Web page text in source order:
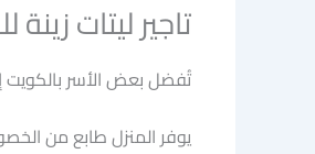
تاجير ليتات زينة
تُفضل بعض الأسر بالكويت
يوفر المنزل طابع من